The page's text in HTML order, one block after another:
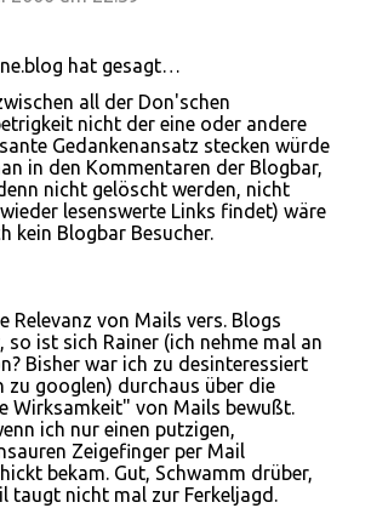
hat gesagt…
all der Don'schen
nicht der eine oder andere
Gedankenansatz stecken würde
in den Kommentaren der Blogbar,
nicht gelöscht werden, nicht
lesenswerte Links findet) wäre
kein Blogbar Besucher.
Relevanz von Mails vers. Blogs
so ist sich Rainer (ich nehme mal an
Bisher war ich zu desinteressiert
zu googlen) durchaus über die
Wirksamkeit" von Mails bewußt.
ich nur einen putzigen,
Zeigefinger per Mail
bekam. Gut, Schwamm drüber,
taugt nicht mal zur Ferkeljagd.